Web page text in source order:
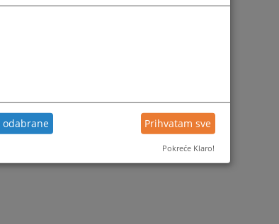
odabrane Prihvatam sve
Pokreće Klaro!